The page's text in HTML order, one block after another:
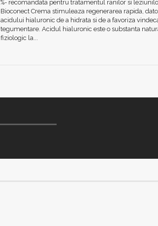
%- recomandata pentru tratamentul ranilor si
Bioconect Crema stimuleaza regenerarea rapida,
acidului hialuronic de a hidrata si de a favoriza
tegumentare. Acidul hialuronic este o substanta
fiziologic la...